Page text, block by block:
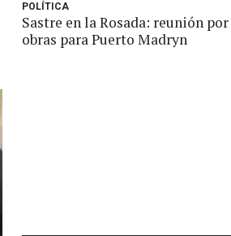
POLÍTICA
Sastre en la Rosada: reunión por
obras para Puerto Madryn